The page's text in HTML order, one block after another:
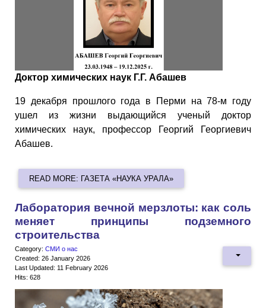
Доктор химических наук Г.Г. Абашев
19 декабря прошлого года в Перми на 78-м году
ушел из жизни выдающийся ученый доктор
химических наук, профессор Георгий Георгиевич
Абашев.
READ MORE: ГАЗЕТА «НАУКА УРАЛА»
Лаборатория вечной мерзлоты: как соль
меняет принципы подземного
строительства
Category: СМИ о нас
Created: 26 January 2026
Last Updated: 11 February 2026
Hits: 628